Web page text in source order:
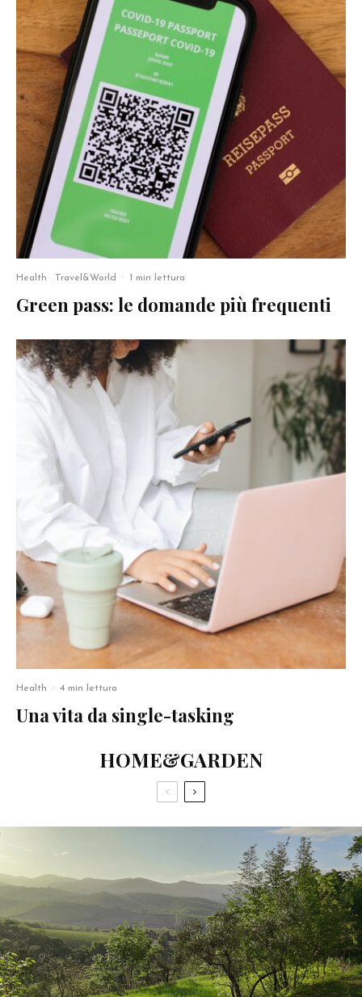
Health Travel&World · 1 min lettura
Green pass: le domande più frequenti
Health · 4 min lettura
Una vita da single-tasking
HOME&GARDEN